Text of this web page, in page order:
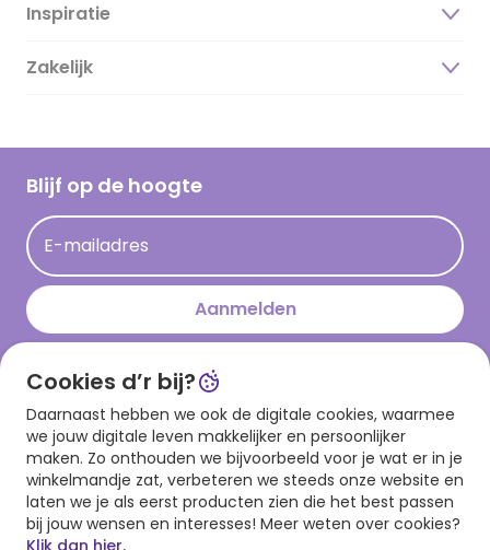
Over ons
Duurzaamheid
Hallmark Kaartclub
Acties
Persberichten
Inspiratie
Magazine
Cadeau inspiratie
Op kamp gedichten en versjes
Leuke en grappige op kamp teksten
kamppost inspiratie
Zakelijk
Blijf op de hoogte
E-mailadres
Aanmelden
Download onze app
Cookies d’r bij?
Daarnaast hebben we ook de digitale cookies, waarmee
we jouw digitale leven makkelijker en persoonlijker
maken. Zo onthouden we bijvoorbeeld voor je wat er in je
winkelmandje zat, verbeteren we steeds onze website en
laten we je als eerst producten zien die het best passen
bij jouw wensen en interesses! Meer weten over cookies?
Klik dan hier.